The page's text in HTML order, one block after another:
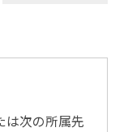
は次の所属先